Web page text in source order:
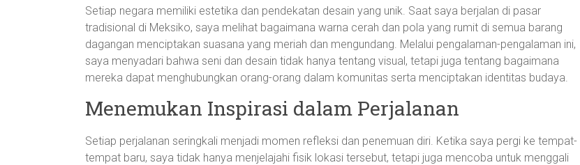
Setiap negara memiliki estetika dan pendekatan desain yang unik. Saat saya berjalan di pasar
tradisional di Meksiko, saya melihat bagaimana warna cerah dan pola yang rumit di semua barang
dagangan menciptakan suasana yang meriah dan mengundang. Melalui pengalaman-pengalaman ini,
saya menyadari bahwa seni dan desain tidak hanya tentang visual, tetapi juga tentang bagaimana
mereka dapat menghubungkan orang-orang dalam komunitas serta menciptakan identitas budaya.
Menemukan Inspirasi dalam Perjalanan
Setiap perjalanan seringkali menjadi momen refleksi dan penemuan diri. Ketika saya pergi ke tempat-
tempat baru, saya tidak hanya menjelajahi fisik lokasi tersebut, tetapi juga mencoba untuk menggali